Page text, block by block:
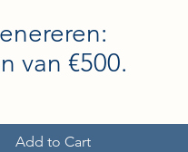
van €500.
Add to Cart